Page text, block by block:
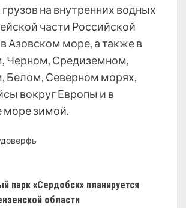
на внутренних водных
части Российской
Азовском море, а также в
Черном, Средиземном,
Белом, Северном морях,
вокруг Европы и в
море зимой.
парк «Сердобск» планируется
области